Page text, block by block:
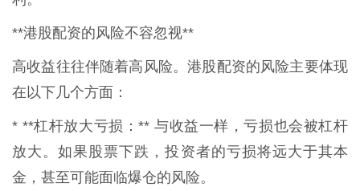
**港股配资的风险不容忽视**
高收益往往伴随着高风险。港股配资的风险主要体现
在以下几个方面：
* **杠杆放大亏损：** 与收益一样，亏损也会被杠杆
放大。如果股票下跌，投资者的亏损将远大于其本
金，甚至可能面临爆仓的风险。